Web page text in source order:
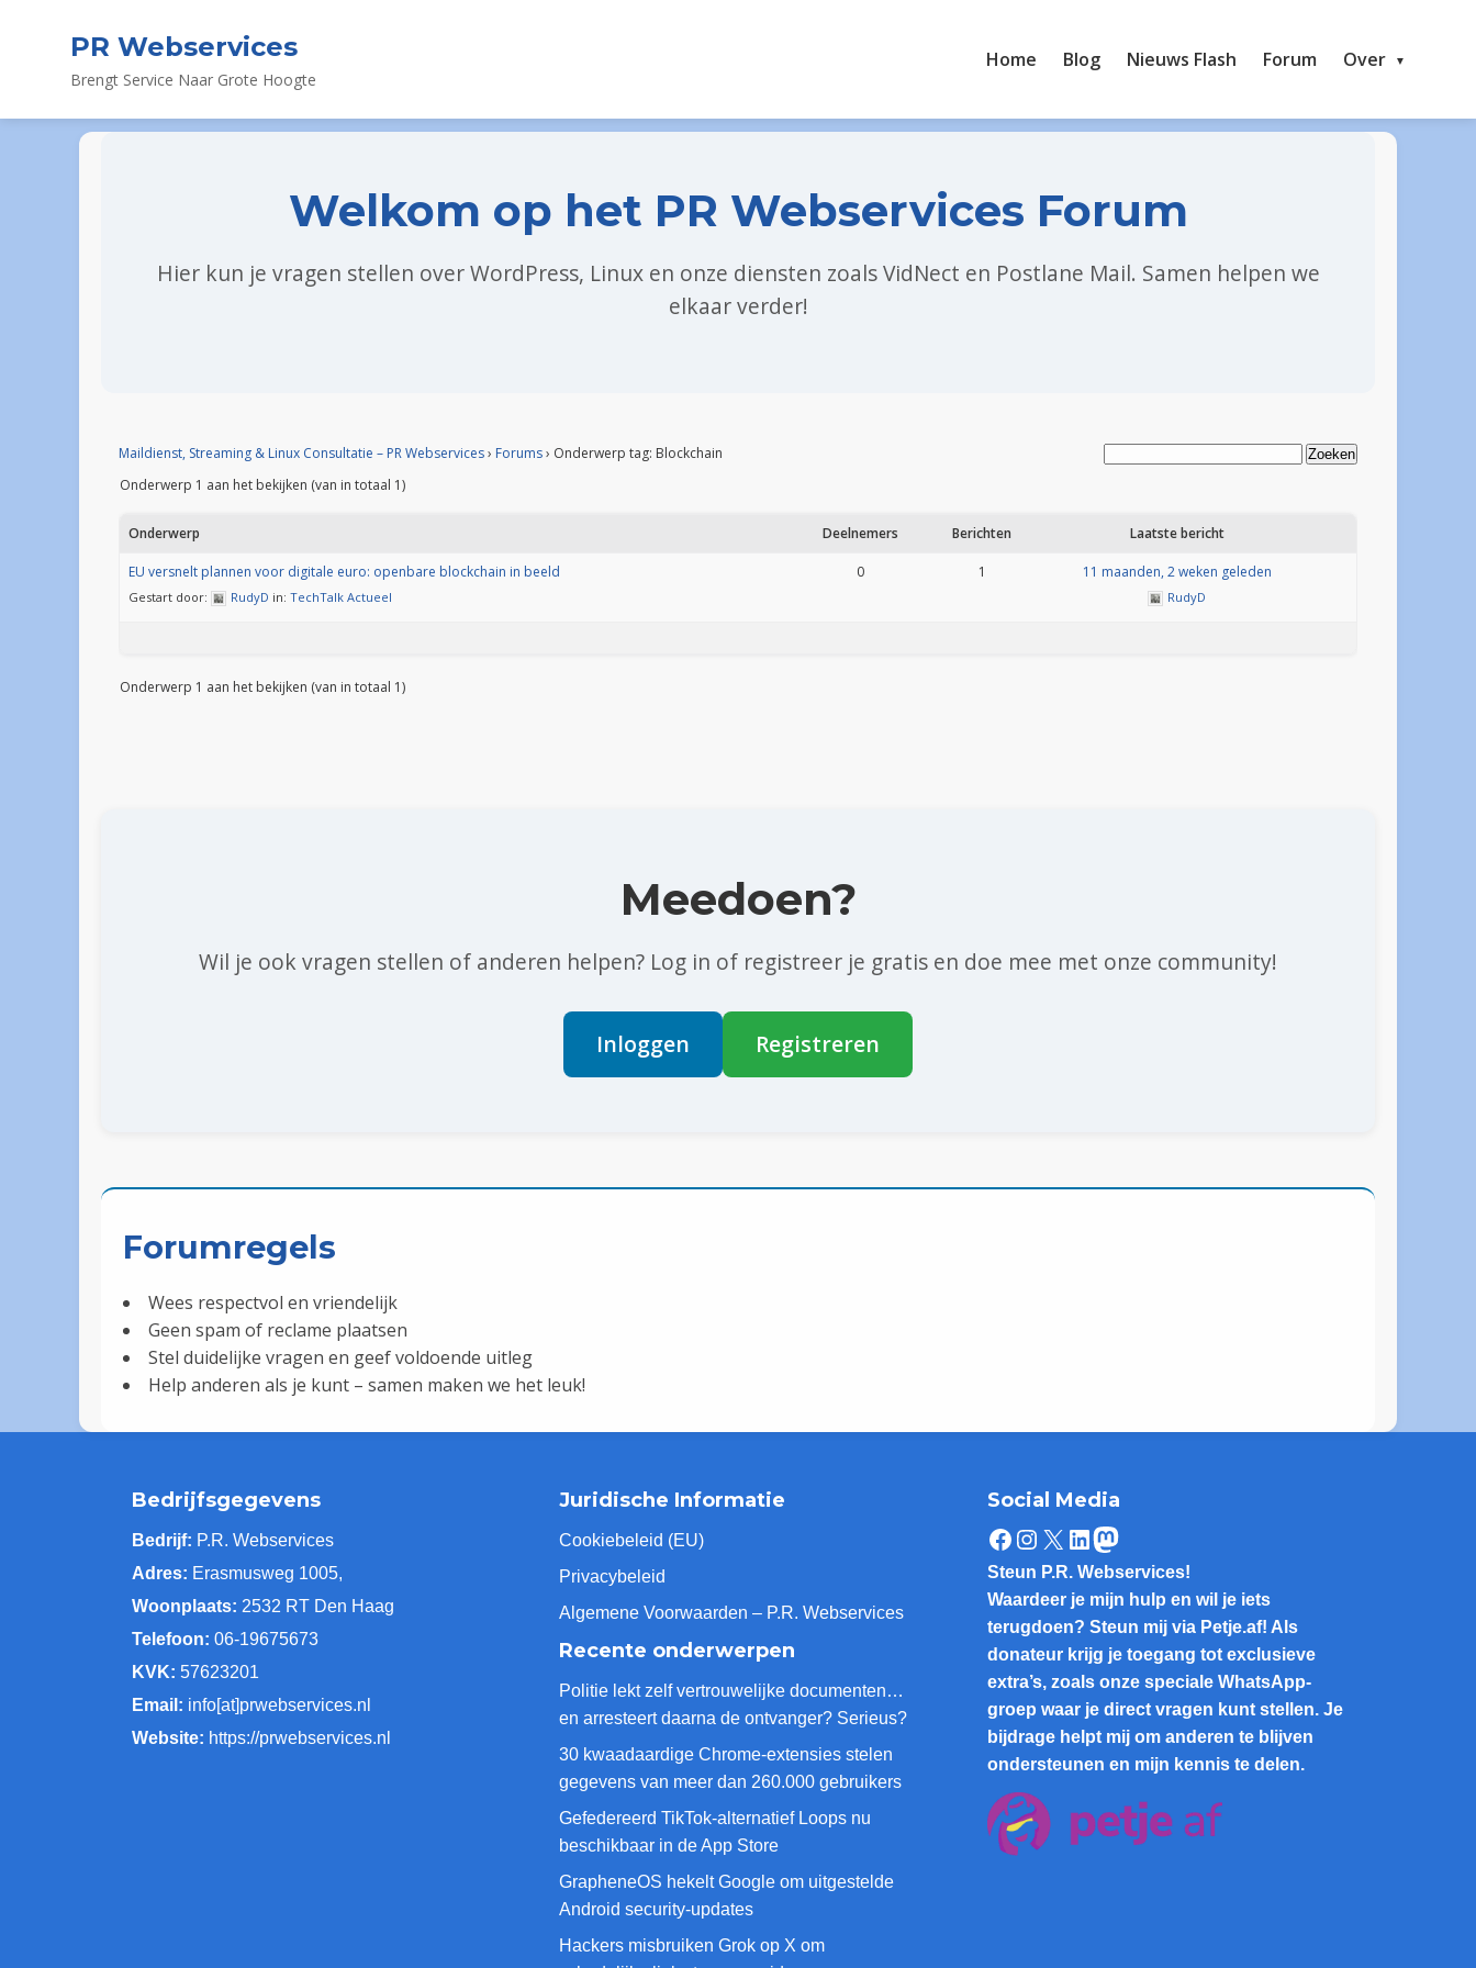
PR Webservices
Brengt Service Naar Grote Hoogte
Home Blog Nieuws Flash Forum Over
Welkom op het PR Webservices Forum
Hier kun je vragen stellen over WordPress, Linux en onze diensten zoals VidNect en Postlane Mail. Samen helpen we
elkaar verder!
Maildienst, Streaming & Linux Consultatie – PR Webservices› Forums› Onderwerp tag: Blockchain
Onderwerp 1 aan het bekijken (van in totaal 1)
Onderwerp Deelnemers Berichten Laatste bericht
EU versnelt plannen voor digitale euro: openbare blockchain in beeld
Gestart door: RudyD in: TechTalk Actueel
0 1 11 maanden, 2 weken geleden
RudyD
Onderwerp 1 aan het bekijken (van in totaal 1)
Meedoen?
Wil je ook vragen stellen of anderen helpen? Log in of registreer je gratis en doe mee met onze community!
Inloggen Registreren
Forumregels
Wees respectvol en vriendelijk
Geen spam of reclame plaatsen
Stel duidelijke vragen en geef voldoende uitleg
Help anderen als je kunt – samen maken we het leuk!
Bedrijfsgegevens
Bedrijf: P.R. Webservices
Adres: Erasmusweg 1005,
Woonplaats: 2532 RT Den Haag
Telefoon: 06-19675673
KVK: 57623201
Email: info[at]prwebservices.nl
Website: https://prwebservices.nl
Juridische Informatie
Cookiebeleid (EU)
Privacybeleid
Algemene Voorwaarden – P.R. Webservices
Recente onderwerpen
Politie lekt zelf vertrouwelijke documenten…
en arresteert daarna de ontvanger? Serieus?
30 kwaadaardige Chrome-extensies stelen
gegevens van meer dan 260.000 gebruikers
Gefedereerd TikTok-alternatief Loops nu
beschikbaar in de App Store
GrapheneOS hekelt Google om uitgestelde
Android security-updates
Hackers misbruiken Grok op X om
Social Media
Facebook
Instagram
X LinkedIn
Mastodon
Steun P.R. Webservices!
Waardeer je mijn hulp en wil je iets
terugdoen? Steun mij via Petje.af! Als
donateur krijg je toegang tot exclusieve
extra’s, zoals onze speciale WhatsApp-
groep waar je direct vragen kunt stellen. Je
bijdrage helpt mij om anderen te blijven
ondersteunen en mijn kennis te delen.